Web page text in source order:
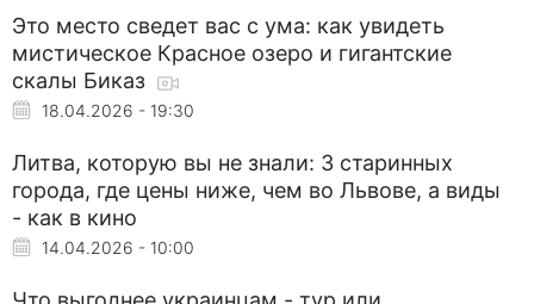
Это место сведет вас с ума: как увидеть
мистическое Красное озеро и гигантские
скалы Биказ
18.04.2026 - 19:30
Литва, которую вы не знали: 3 старинных
города, где цены ниже, чем во Львове, а виды
- как в кино
14.04.2026 - 10:00